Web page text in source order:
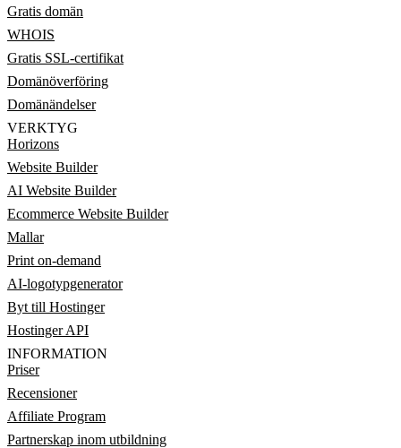
Gratis domän
WHOIS
Gratis SSL-certifikat
Domänöverföring
Domänändelser
VERKTYG
Horizons
Website Builder
AI Website Builder
Ecommerce Website Builder
Mallar
Print on-demand
AI-logotypgenerator
Byt till Hostinger
Hostinger API
INFORMATION
Priser
Recensioner
Affiliate Program
Partnerskap inom utbildning